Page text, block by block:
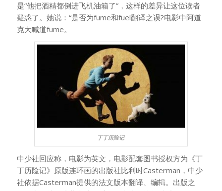
是“他把酒精都倒进飞机油箱了”，这样的差异让这位读者
疑惑了。她说：“是否为fume和fuel翻译之误?电影中阿道
克大喊道fume。
丁丁历险记
中少社回应称，电影为英文，电影配套图书授权方为《丁
丁历险记》原版连环画的出版社比利时Casterman，中少
社依据Casterman提供的法文版本翻译、编辑。出版之